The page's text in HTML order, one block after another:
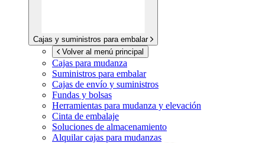
Cajas y suministros para embalar
Volver al menú principal
Cajas para mudanza
Suministros para embalar
Cajas de envío y suministros
Fundas y bolsas
Herramientas para mudanza y elevación
Cinta de embalaje
Soluciones de almacenamiento
Alquilar cajas para mudanzas